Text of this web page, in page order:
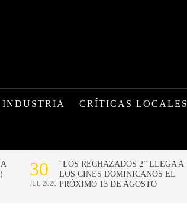
INDUSTRIA CRÍTICAS LOCALES